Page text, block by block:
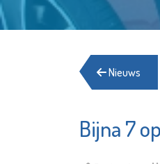
Nieuws
Bijna 7
De